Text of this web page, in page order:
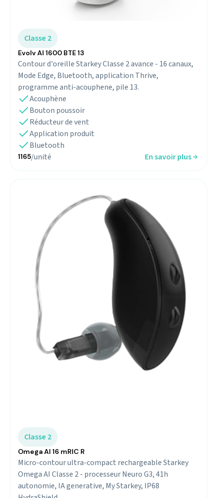
Classe 2
Evolv AI 1600 BTE 13
Contour d'oreille Starkey Classe 2 avance - 16 canaux,
Mode Edge, Bluetooth, application Thrive,
programme anti-acouphene, pile 13.
Acouphène
Bouton poussoir
Réducteur de vent
Application produit
Bluetooth
1165/unité En savoir plus
Classe 2
Omega AI 16 mRIC R
Micro-contour ultra-compact rechargeable Starkey
Omega AI Classe 2 - processeur Neuro G3, 41h
autonomie, IA generative, My Starkey, IP68